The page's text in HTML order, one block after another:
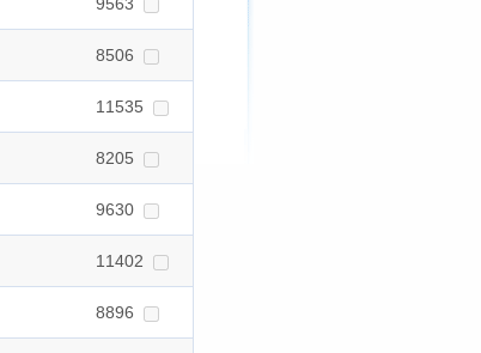
8506
11535
8205
9630
11402
8896